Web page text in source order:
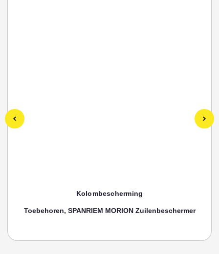
Kolombescherming
Toebehoren, SPANRIEM MORION Zuilenbeschermer